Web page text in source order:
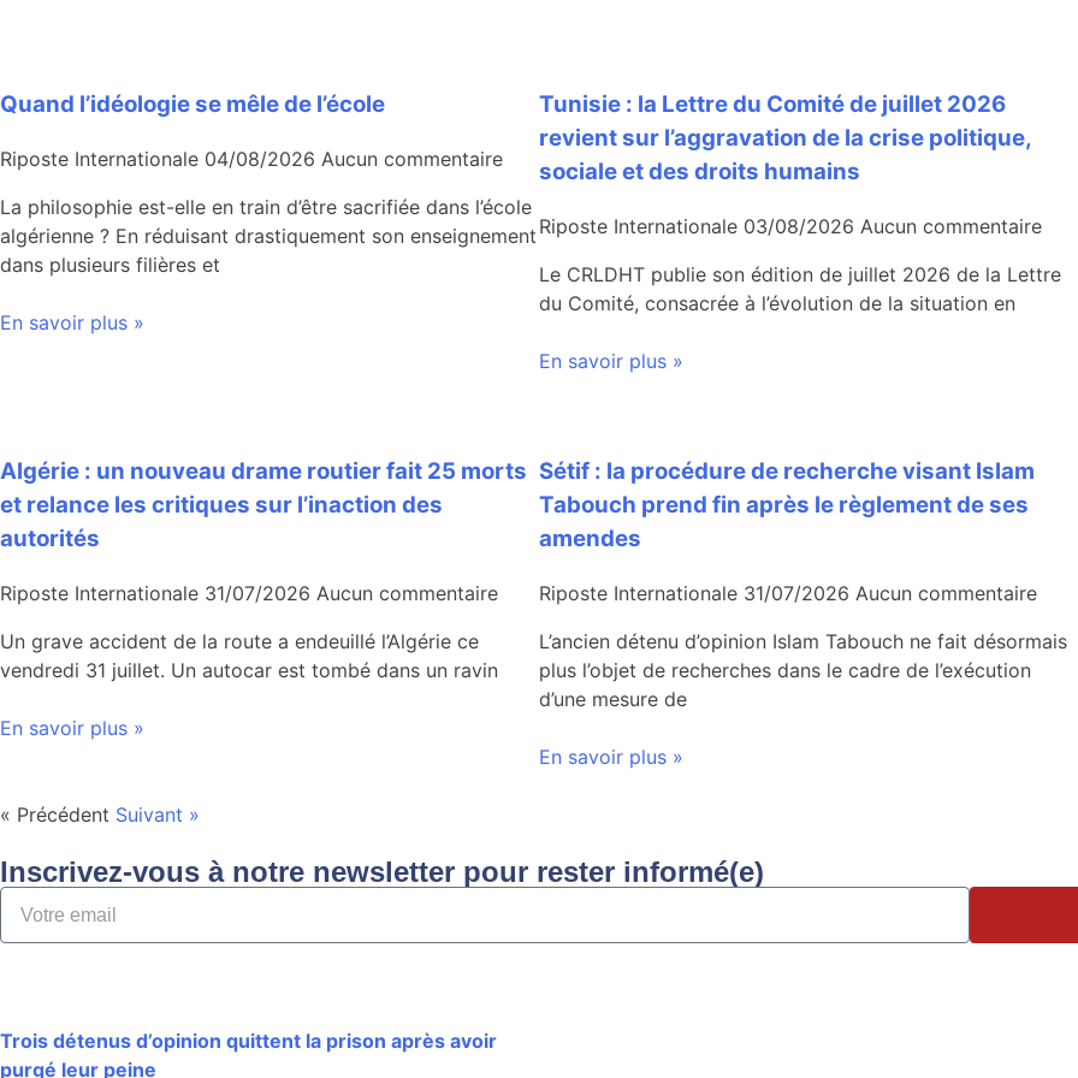
Quand l’idéologie se mêle de l’école
Riposte Internationale 04/08/2026 Aucun commentaire
La philosophie est-elle en train d’être sacrifiée dans l’école
algérienne ? En réduisant drastiquement son enseignement
dans plusieurs filières et
En savoir plus »
Tunisie : la Lettre du Comité de juillet 2026
revient sur l’aggravation de la crise politique,
sociale et des droits humains
Riposte Internationale 03/08/2026 Aucun commentaire
Le CRLDHT publie son édition de juillet 2026 de la Lettre
du Comité, consacrée à l’évolution de la situation en
En savoir plus »
Algérie : un nouveau drame routier fait 25 morts
et relance les critiques sur l’inaction des
autorités
Riposte Internationale 31/07/2026 Aucun commentaire
Un grave accident de la route a endeuillé l’Algérie ce
vendredi 31 juillet. Un autocar est tombé dans un ravin
En savoir plus »
Sétif : la procédure de recherche visant Islam
Tabouch prend fin après le règlement de ses
amendes
Riposte Internationale 31/07/2026 Aucun commentaire
L’ancien détenu d’opinion Islam Tabouch ne fait désormais
plus l’objet de recherches dans le cadre de l’exécution
d’une mesure de
En savoir plus »
« Précédent Suivant »
Inscrivez-vous à notre newsletter pour rester informé(e)
Trois détenus d’opinion quittent la prison après avoir
purgé leur peine